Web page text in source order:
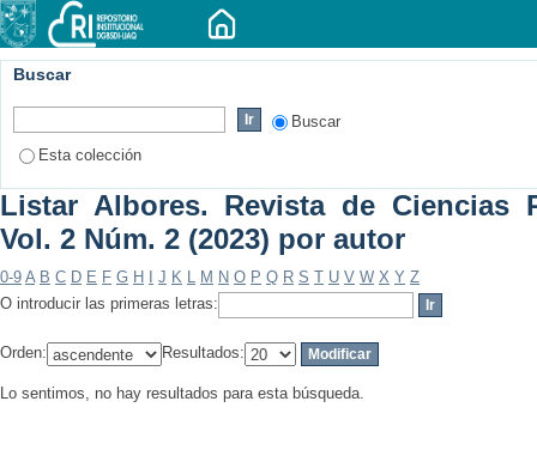
Buscar
Buscar
Esta colección
Listar Albores. Revista de Ciencias
Vol. 2 Núm. 2 (2023) por autor
0-9 A B C D E F G H J K L M N O P Q R S T U V W X Y Z
O introducir las primeras letras:
Orden: Resultados:
Lo sentimos, no hay resultados para esta búsqueda.